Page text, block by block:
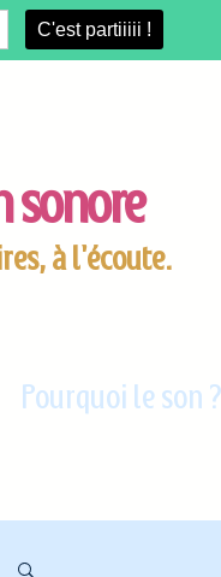
sonore
à l'écoute.
Pourquoi le son ?